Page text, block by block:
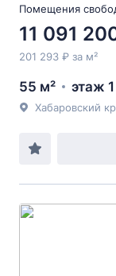
Помещения
11 091
201 293 ₽ за м²
55 м² этаж 1
Хабаровский